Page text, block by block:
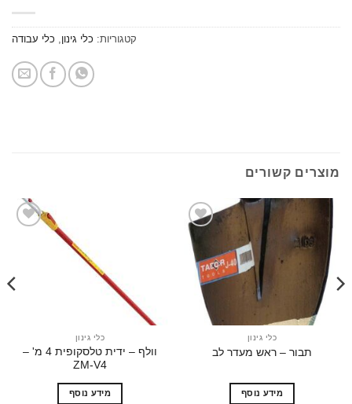
קטגוריות:כלי גינון,כלי עבודה
קשורים
לרשימת
המשאלות
תבור – ראש מעדר לב
מידע נוסף
הוסף
לרשימת
וולף – ידית טלסקופית 4 מ' –
מידע נוסף